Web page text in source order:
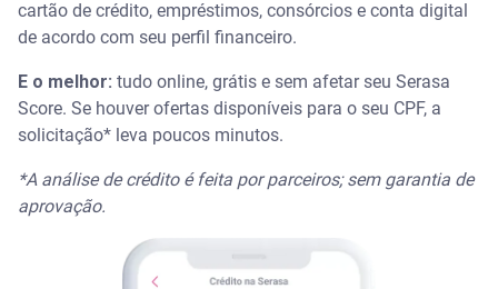
cartão de crédito, empréstimos, consórcios e conta digital
de acordo com seu perfil financeiro.
E o melhor: tudo online, grátis e sem afetar seu Serasa
Score. Se houver ofertas disponíveis para o seu CPF, a
solicitação* leva poucos minutos.
*A análise de crédito é feita por parceiros; sem garantia de
aprovação.